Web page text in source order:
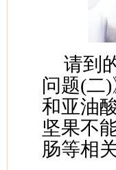
请到
问题(二
和亚油
坚果不
肠等相